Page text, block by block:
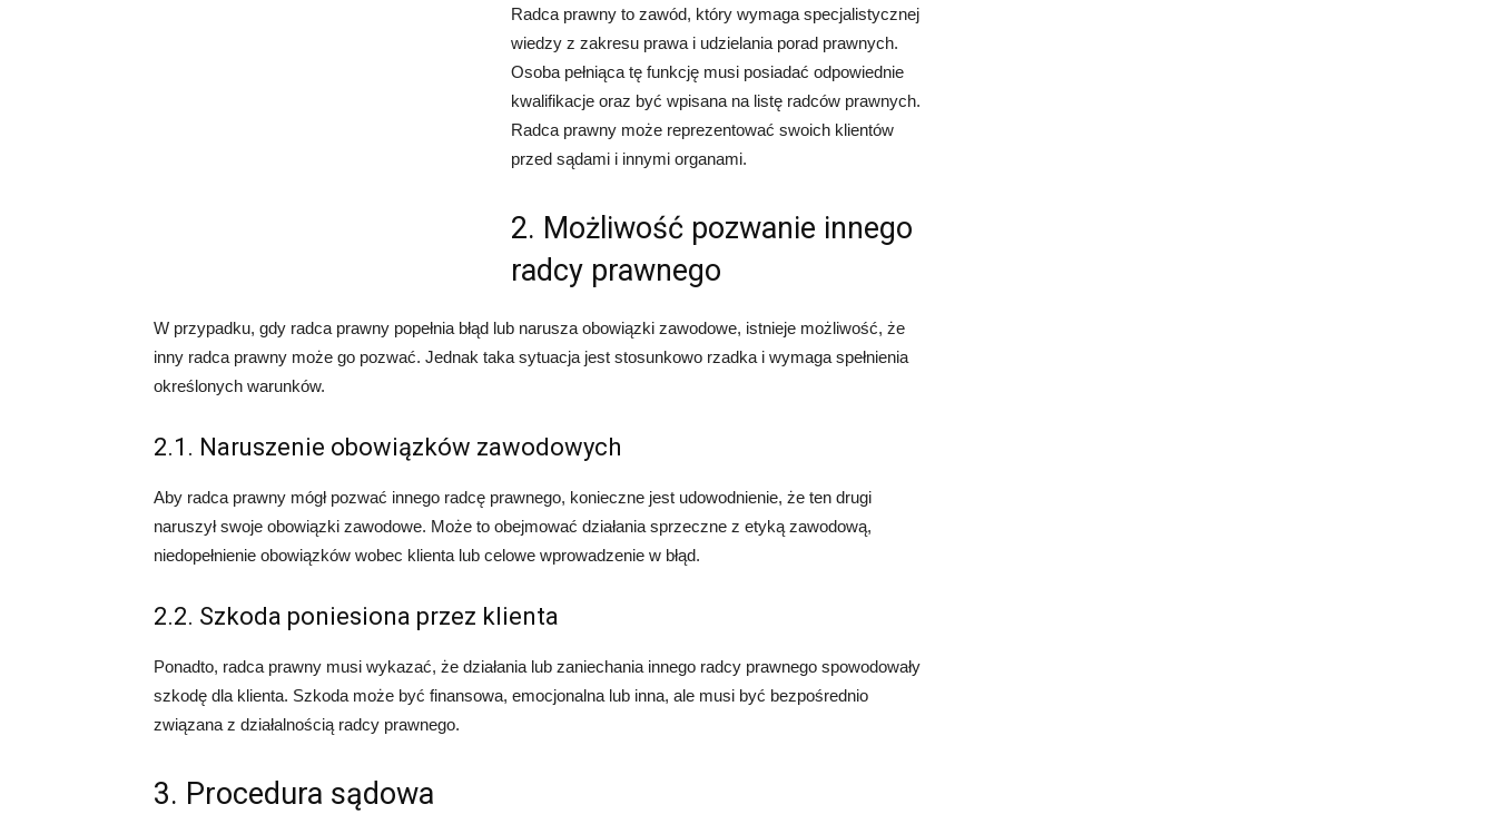
Radca prawny to zawód, który wymaga specjalistycznej
wiedzy z zakresu prawa i udzielania porad prawnych.
Osoba pełniąca tę funkcję musi posiadać odpowiednie
kwalifikacje oraz być wpisana na listę radców prawnych.
Radca prawny może reprezentować swoich klientów
przed sądami i innymi organami.
2. Możliwość pozwanie innego
radcy prawnego
W przypadku, gdy radca prawny popełnia błąd lub narusza obowiązki zawodowe, istnieje możliwość, że
inny radca prawny może go pozwać. Jednak taka sytuacja jest stosunkowo rzadka i wymaga spełnienia
określonych warunków.
2.1. Naruszenie obowiązków zawodowych
Aby radca prawny mógł pozwać innego radcę prawnego, konieczne jest udowodnienie, że ten drugi
naruszył swoje obowiązki zawodowe. Może to obejmować działania sprzeczne z etyką zawodową,
niedopełnienie obowiązków wobec klienta lub celowe wprowadzenie w błąd.
2.2. Szkoda poniesiona przez klienta
Ponadto, radca prawny musi wykazać, że działania lub zaniechania innego radcy prawnego spowodowały
szkodę dla klienta. Szkoda może być finansowa, emocjonalna lub inna, ale musi być bezpośrednio
związana z działalnością radcy prawnego.
3. Procedura sądowa